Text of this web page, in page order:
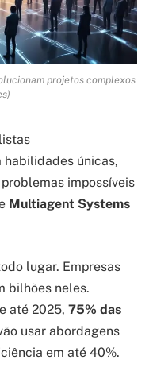
projetos complexos
únicas,
impossíveis
Multiagent Systems
lugar. Empresas
bilhões neles.
até 2025, 75% das
usar abordagens
em até 40%.